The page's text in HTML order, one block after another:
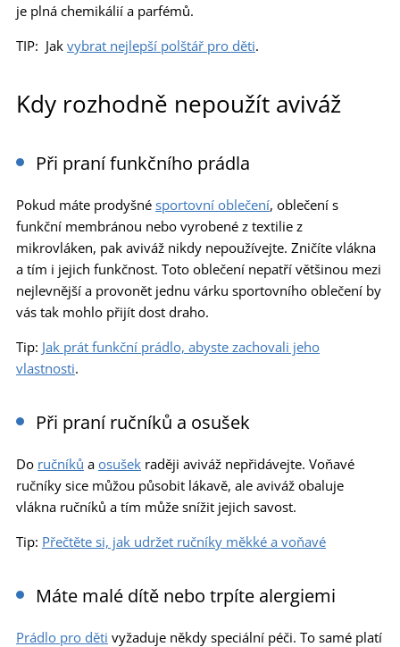
je plná chemikálií a parfémů.
TIP: Jak vybrat nejlepší polštář pro děti.
Kdy rozhodně nepoužít aviváž
Při praní funkčního prádla
Pokud máte prodyšné sportovní oblečení, oblečení s
funkční membránou nebo vyrobené z textilie z
mikrovláken, pak aviváž nikdy nepoužívejte. Zničíte vlákna
a tím i jejich funkčnost. Toto oblečení nepatří většinou mezi
nejlevnější a provonět jednu várku sportovního oblečení by
vás tak mohlo přijít dost draho.
Tip: Jak prát funkční prádlo, abyste zachovali jeho
vlastnosti.
Při praní ručníků a osušek
Do ručníků a osušek raději aviváž nepřidávejte. Voňavé
ručníky sice můžou působit lákavě, ale aviváž obaluje
vlákna ručníků a tím může snížit jejich savost.
Tip: Přečtěte si, jak udržet ručníky měkké a voňavé
Máte malé dítě nebo trpíte alergiemi
Prádlo pro děti vyžaduje někdy speciální péči. To samé platí